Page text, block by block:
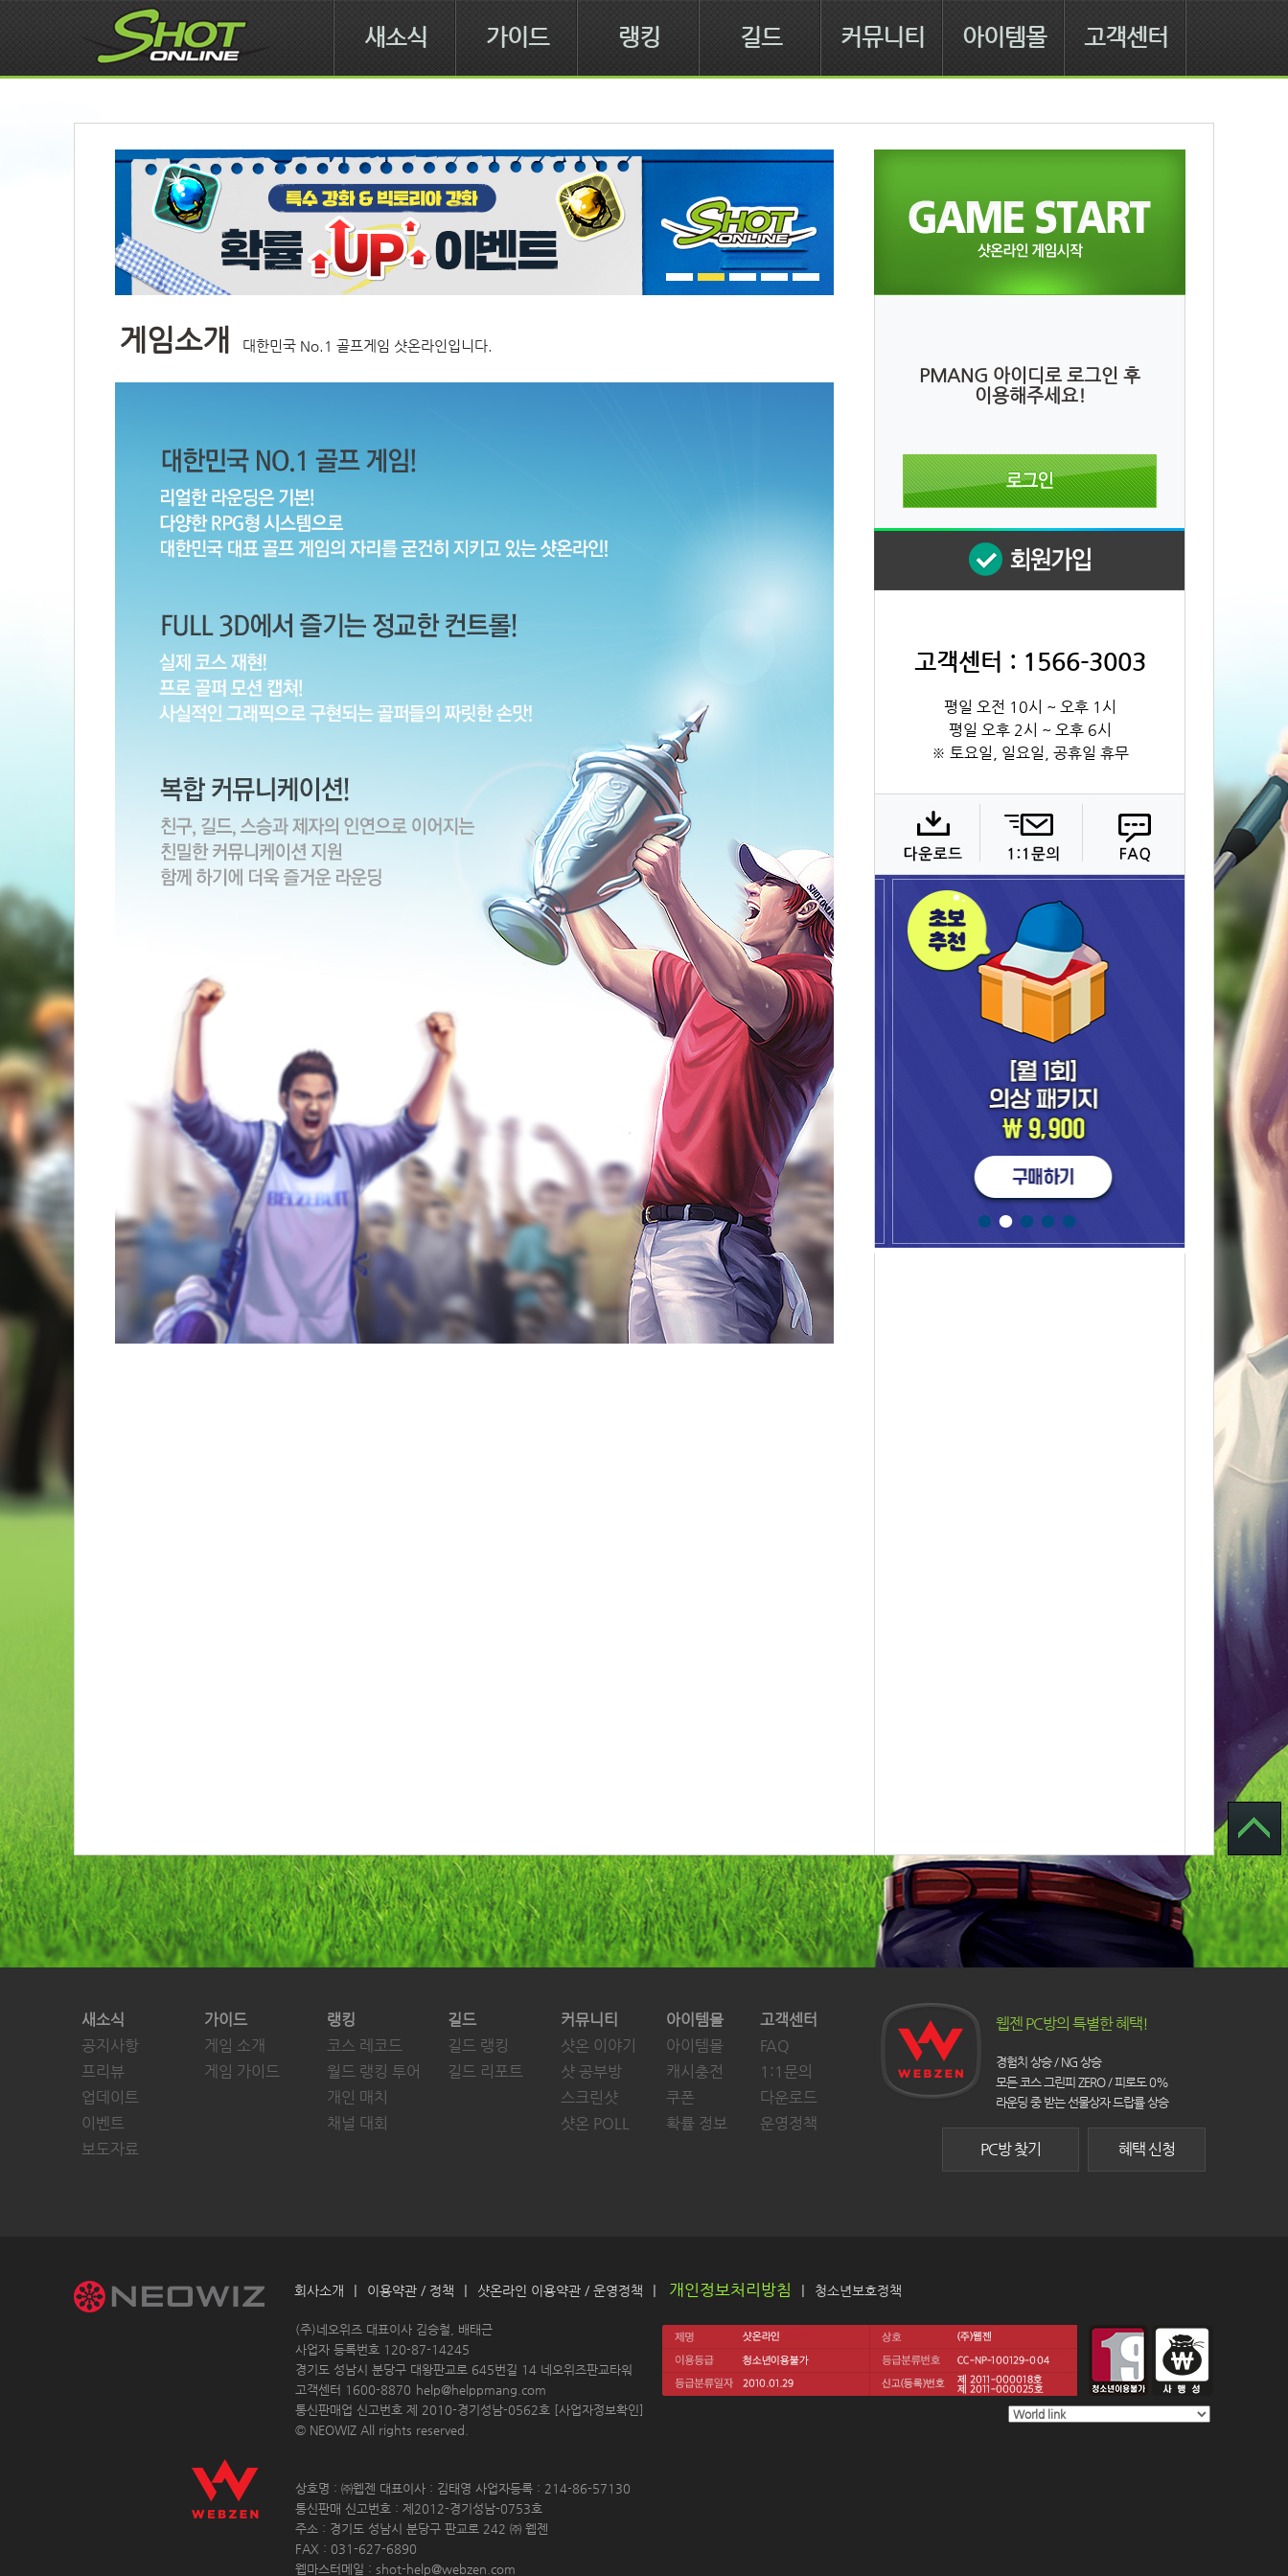
새소식 가이드 랭킹 길드 커뮤니티 아이템몰 고객센터
게임소개 대한민국 No.1 골프게임 샷온라인입니다.
PMANG 아이디로 로그인 후
이용해주세요!
고객센터 : 1566-3003
평일 오전 10시 ~ 오후 1시
평일 오후 2시 ~ 오후 6시
※ 토요일, 일요일, 공휴일 휴무
새소식
공지사항
프리뷰
업데이트
이벤트
보도자료
가이드
게임 소개
게임 가이드
랭킹
코스 레코드
월드 랭킹 투어
개인 매치
채널 대회
길드
길드 랭킹
길드 리포트
커뮤니티
샷온 이야기
샷 공부방
스크린샷
샷온 POLL
아이템몰
아이템몰
캐시충전
쿠폰
확률 정보
고객센터
FAQ
1:1문의
다운로드
운영정책
웹젠 PC방의 특별한 혜택!
경험치 상승 / NG 상승
모든 코스 그린피 ZERO / 피로도 0%
라운딩 중 받는 선물상자 드랍률 상승
혜택 신청
PC방 찾기
회사소개 | 이용약관 / 정책 | 샷온라인 이용약관 / 운영정책 | 개인정보처리방침 | 청소년보호정책
(주)네오위즈 대표이사 김승철, 배태근
사업자 등록번호 120-87-14245
경기도 성남시 분당구 대왕판교로 645번길 14 네오위즈판교타워
고객센터 1600-8870 help@helppmang.com
통신판매업 신고번호 제 2010-경기성남-0562호 [사업자정보확인]
© NEOWIZ All rights reserved.
상호명 : ㈜웹젠 대표이사 : 김태영 사업자등록 : 214-86-57130
통신판매 신고번호 : 제2012-경기성남-0753호
주소 : 경기도 성남시 분당구 판교로 242 ㈜ 웹젠
FAX : 031-627-6890
웹마스터메일 : shot-help@webzen.com